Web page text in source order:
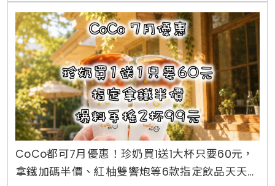
CoCo都可7月優惠！珍奶買1送1大杯只要60元，
拿鐵加碼半價、紅柚雙響炮等6款指定飲品天天2